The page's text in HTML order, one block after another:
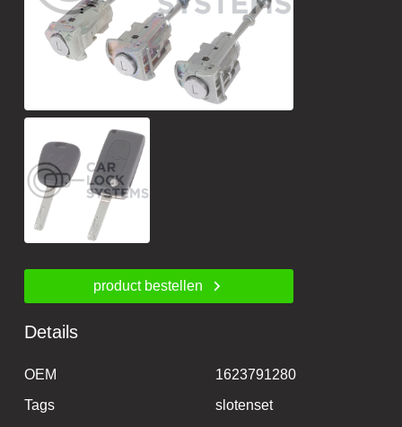
product bestellen
Details
OEM
1623791280
Tags
slotenset